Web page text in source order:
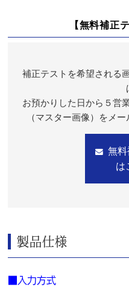
【無料補正
補正テストを希望される
お預かりした日から５営
（マスター画像）をメ
無料
は
製品仕様
■入力方式